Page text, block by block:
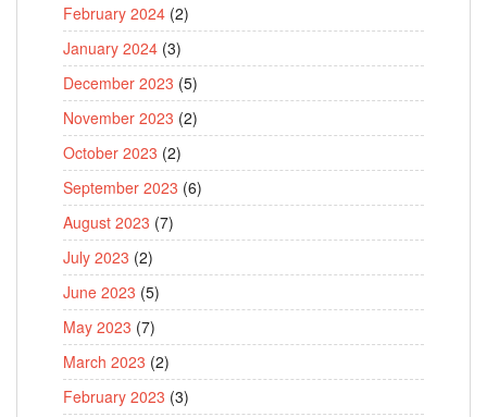
February 2024 (2)
January 2024 (3)
December 2023 (5)
November 2023 (2)
October 2023 (2)
September 2023 (6)
August 2023 (7)
July 2023 (2)
June 2023 (5)
May 2023 (7)
March 2023 (2)
February 2023 (3)